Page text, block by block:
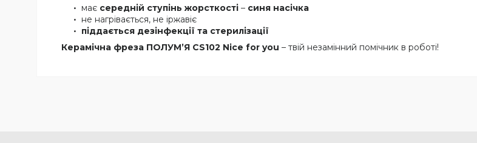
має середній ступінь жорсткості – синя насічка
не нагрівається, не іржавіє
піддається дезінфекції та стерилізації
Керамічна фреза ПОЛУМ’Я CS102 Nice for you – твій незамінний помічник в роботі!